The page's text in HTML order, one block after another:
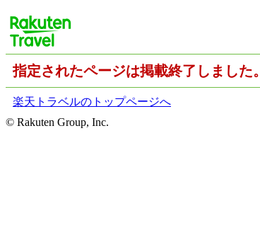
指定されたページは掲載終了しました。
楽天トラベルのトップページへ
© Rakuten Group, Inc.